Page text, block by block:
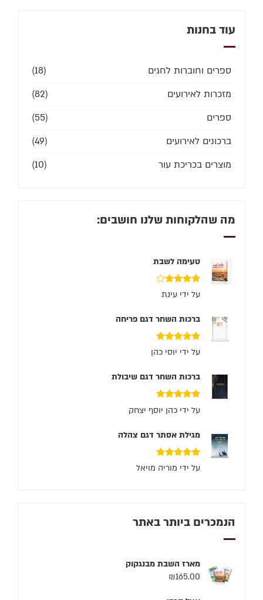
עוד בחנות
ספרים וחוברות לחגים
(18)
מזכרות לאירועים
(82)
ספרים
(55)
ברכונים לאירועים
(49)
מוצרים בכריכת עור
(10)
מה שהלקוחות שלנו חושבים:
טעימה לשבת
דורג4
מתוך 5
על ידי עינת
ברכות השחר דגם פריחה
דורג5 מתוך 5
על ידי יוסי כהן
ברכות השחר דגם שיבולת
דורג5 מתוך 5
על ידי כהן יוסף יצחק
מגילת אסתר דגם צהלה
דורג5 מתוך 5
על ידי מוריה מויאל
הנמכרים ביותר באתר
מארז השבת מבנגקוק
₪165.00